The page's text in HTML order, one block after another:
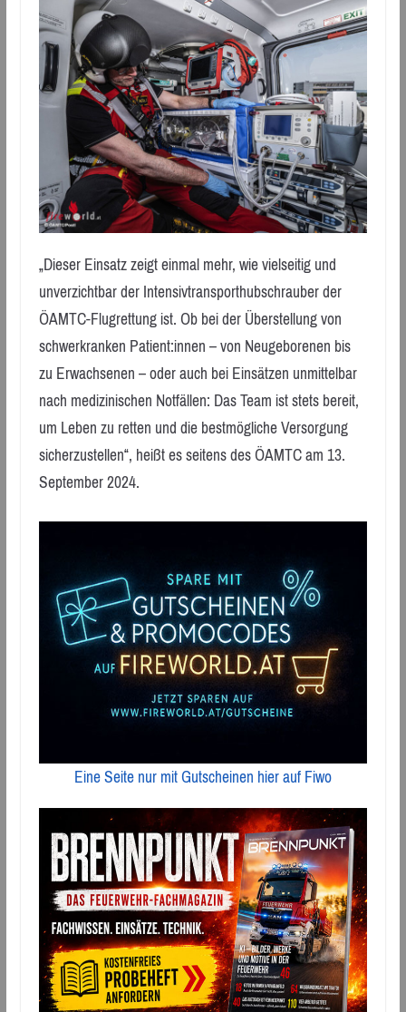
„Dieser Einsatz zeigt einmal mehr, wie vielseitig und
unverzichtbar der Intensivtransporthubschrauber der
ÖAMTC-Flugrettung ist. Ob bei der Überstellung von
schwerkranken Patient:innen – von Neugeborenen bis
zu Erwachsenen – oder auch bei Einsätzen unmittelbar
nach medizinischen Notfällen: Das Team ist stets bereit,
um Leben zu retten und die bestmögliche Versorgung
sicherzustellen“, heißt es seitens des ÖAMTC am 13.
September 2024.
Eine Seite nur mit Gutscheinen hier auf Fiwo